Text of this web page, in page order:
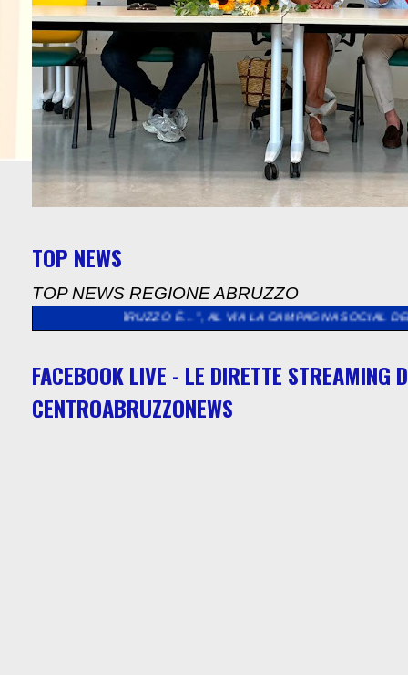
TOP NEWS
TOP NEWS REGIONE ABRUZZO
“L’ABRUZZO È…”, AL VIA LA CAMPAGNA SOCIAL DEDICATA AGLI
FACEBOOK LIVE - LE DIRETTE STREAMING
CENTROABRUZZONEWS